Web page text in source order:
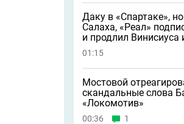
Даку в «Спартаке»,
Салаха, «Реал»
и продлил Винисиуса
новости
01:15
Мостовой
скандальные слова
«Локомотив»
00:36 1